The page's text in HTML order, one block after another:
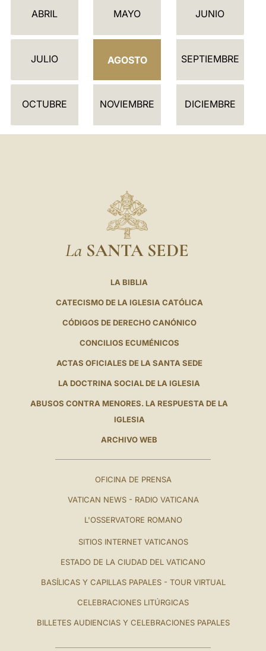
D
R
ABRIL MAYO JUNIO
JULIO AGOSTO SEPTIEMBRE
OCTUBRE NOVIEMBRE DICIEMBRE
La SANTA SEDE
LA BIBLIA
CATECISMO DE LA IGLESIA CATÓLICA
CÓDIGOS DE DERECHO CANÓNICO
CONCILIOS ECUMÉNICOS
ACTAS OFICIALES DE LA SANTA SEDE
LA DOCTRINA SOCIAL DE LA IGLESIA
ABUSOS CONTRA MENORES. LA RESPUESTA DE LA
IGLESIA
ARCHIVO WEB
OFICINA DE PRENSA
VATICAN NEWS - RADIO VATICANA
L'OSSERVATORE ROMANO
SITIOS INTERNET VATICANOS
ESTADO DE LA CIUDAD DEL VATICANO
BASÍLICAS Y CAPILLAS PAPALES - TOUR VIRTUAL
CELEBRACIONES LITÚRGICAS
BILLETES AUDIENCIAS Y CELEBRACIONES PAPALES